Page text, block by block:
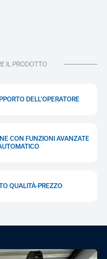
IL PRODOTTO
DELL'OPERATORE
CON FUNZIONI AVANZATE
QUALITÀ-PREZZO